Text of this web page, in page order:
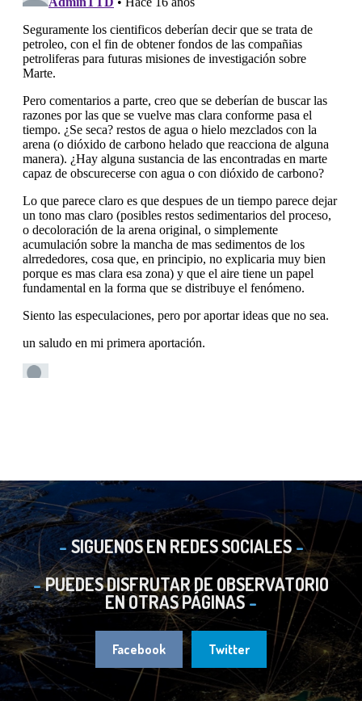
SIGUENOS EN REDES SOCIALES
PUEDES DISFRUTAR DE OBSERVATORIO
EN OTRAS PÁGINAS
Facebook Twitter